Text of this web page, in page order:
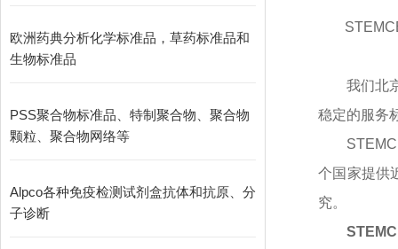
欧洲药典分析化学标准品，草药标准品和
生物标准品
PSS聚合物标准品、特制聚合物、聚合物
颗粒、聚合物网络等
Alpco各种免疫检测试剂盒抗体和抗原、分
子诊断
我们北
稳定的服务
个国家提供
究。